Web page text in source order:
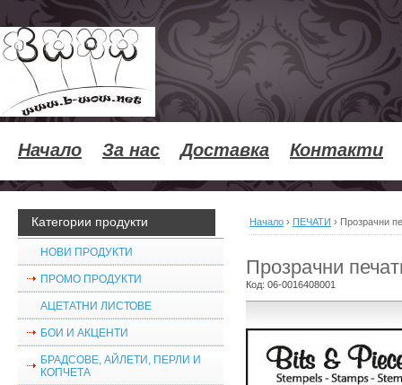
Начало За нас Доставка Контакти
Категории продукти
НОВИ ПРОДУКТИ
ПРОМО ПРОДУКТИ
АЦЕТАТНИ ЛИСТОВЕ
БОИ И АКЦЕНТИ
БРАДСОВЕ, АЙЛЕТИ, ПЕРЛИ И
КОПЧЕТА
Начало › ПЕЧАТИ › Прозрачни
Прозрачни
Код: 06-0016408001